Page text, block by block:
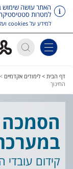
למטרות סטטיסטיקה,
למידע על cookies ועל מדיניות הפרטיות המעודכנת,
navigation
דף הבית > לימודים אקדמיים >
החינוך
קידום עובדי